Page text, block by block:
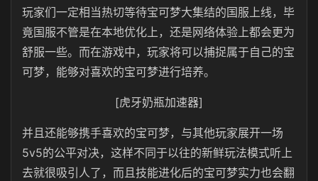
玩家们一定相当热切等待宝可梦大集结的国服上线，毕
竟国服不管是在本地优化上，还是网络体验上都会更为
舒服一些。而在游戏中，玩家将可以捕捉属于自己的宝
可梦，能够对喜欢的宝可梦进行培养。
[虎牙奶瓶加速器]
并且还能够携手喜欢的宝可梦，与其他玩家展开一场
5v5的公平对决，这样不同于以往的新鲜玩法模式听上
去就很吸引人了，而且技能进化后的宝可梦实力也会翻